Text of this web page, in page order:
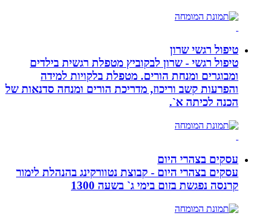
טיפול רגשי שרון
טיפול רגשי - שרון לבקוביץ מטפלת רגשית בילדים
ומבוגרים ומנחת הורים. מטפלת בלקויות למידה
והפרעות קשב וריכוז, מדריכת הורים ומנחה סדנאות של
הכנה לכיתה א`.
עסקים בצהרי היום
עסקים בצהרי היום - קבוצת נטוורקינג בהנהלת לימור
קרנסה נפגשת בזום בימי ג` בשעה 1300